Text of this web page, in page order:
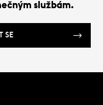
službám.
SE